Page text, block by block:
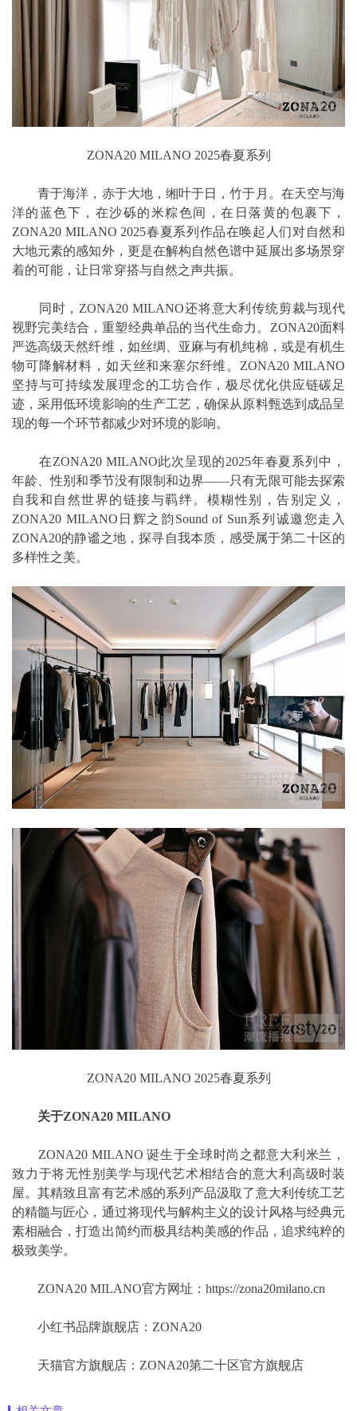
ZONA20 MILANO 2025春夏系列
青于海洋，赤于大地，缃叶于日，竹于月。在天空与海
洋的蓝色下，在沙砾的米粽色间，在日落黄的包裹下，
ZONA20 MILANO 2025春夏系列作品在唤起人们对自然和
大地元素的感知外，更是在解构自然色谱中延展出多场景穿
着的可能，让日常穿搭与自然之声共振。
同时，ZONA20 MILANO还将意大利传统剪裁与现代
视野完美结合，重塑经典单品的当代生命力。ZONA20面料
严选高级天然纤维，如丝绸、亚麻与有机纯棉，或是有机生
物可降解材料，如天丝和来塞尔纤维。ZONA20 MILANO
坚持与可持续发展理念的工坊合作，极尽优化供应链碳足
迹，采用低环境影响的生产工艺，确保从原料甄选到成品呈
现的每一个环节都减少对环境的影响。
在ZONA20 MILANO此次呈现的2025年春夏系列中，
年龄、性别和季节没有限制和边界——只有无限可能去探索
自我和自然世界的链接与羁绊。模糊性别，告别定义，
ZONA20 MILANO日辉之韵Sound of Sun系列诚邀您走入
ZONA20的静谧之地，探寻自我本质，感受属于第二十区的
多样性之美。
ZONA20 MILANO 2025春夏系列
关于ZONA20 MILANO
ZONA20 MILANO 诞生于全球时尚之都意大利米兰，
致力于将无性别美学与现代艺术相结合的意大利高级时装
屋。其精致且富有艺术感的系列产品汲取了意大利传统工艺
的精髓与匠心，通过将现代与解构主义的设计风格与经典元
素相融合，打造出简约而极具结构美感的作品，追求纯粹的
极致美学。
ZONA20 MILANO官方网址：https://zona20milano.cn
小红书品牌旗舰店：ZONA20
天猫官方旗舰店：ZONA20第二十区官方旗舰店